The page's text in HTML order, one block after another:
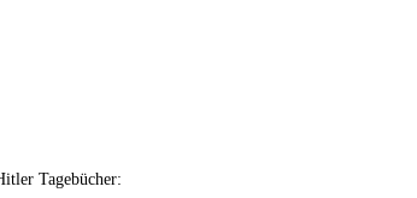
Tagebücher: